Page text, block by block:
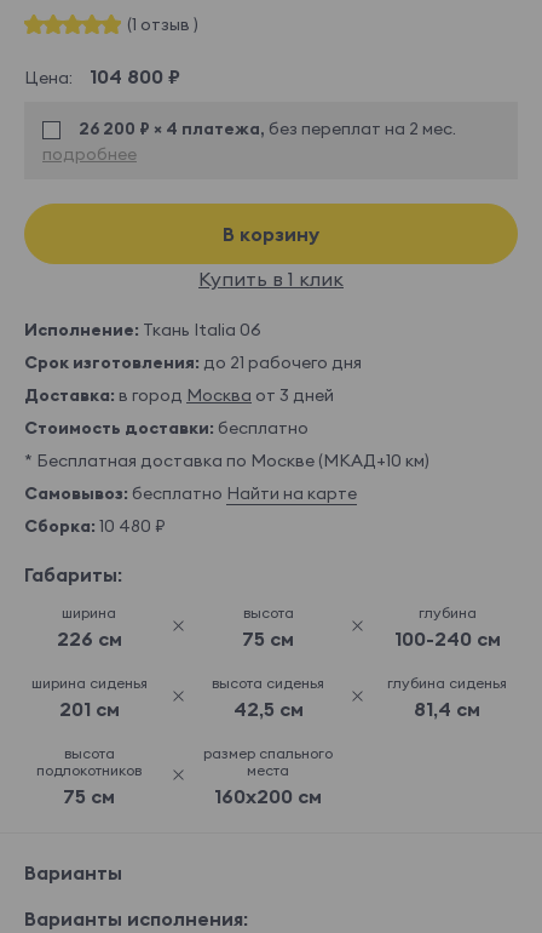
(1 отзыв )
Цена: 104 800 ₽
26 200 ₽ × 4 платежа, без переплат на 2 мес.
подробнее
В корзину
Купить в 1 клик
Исполнение: Ткань Italia 06
Срок изготовления: до 21 рабочего дня
Доставка: в город Москва от 3 дней
Стоимость доставки: бесплатно
* Бесплатная доставка по Москве (МКАД+10 км)
Самовывоз: бесплатно Найти на карте
Сборка: 10 480 ₽
Габариты:
ширина
226 см
высота
75 см
глубина
100-240 см
ширина сиденья
201 см
высота сиденья
42,5 см
глубина сиденья
81,4 см
высота
подлокотников
75 см
размер спального
места
160x200 см
Варианты
Варианты исполнения: